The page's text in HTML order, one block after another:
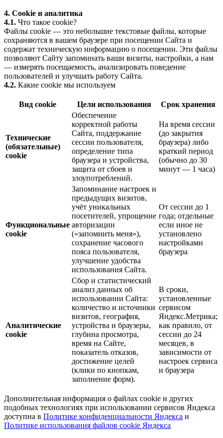
4. Cookie и аналитика
4.1. Что такое cookie?
Файлы cookie — это небольшие текстовые файлы, которые
сохраняются в вашем браузере при посещении Сайта и
содержат техническую информацию о посещении. Эти файлы
позволяют Сайту запоминать ваши визиты, настройки, а нам
— измерять посещаемость, анализировать поведение
пользователей и улучшать работу Сайта.
4.2. Какие cookie мы используем
Вид cookie Цели использования Срок хранения
Технические
(обязательные)
cookie
Обеспечение
корректной работы
Сайта, поддержание
сессии пользователя,
определение типа
браузера и устройства,
защита от сбоев и
злоупотреблений.
На время сессии
(до закрытия
браузера) либо
краткий период
(обычно до 30
минут — 1 часа)
Функциональные
cookie
Запоминание настроек и
предыдущих визитов,
учёт уникальных
посетителей, упрощение
авторизации
(«запомнить меня»),
сохранение часового
пояса пользователя,
улучшение удобства
использования Сайта.
От сессии до 1
года; отдельные
если иное не
установлено
настройками
браузера
Аналитические
cookie
Сбор и статистический
анализ данных об
использовании Сайта:
количество и источники
визитов, география,
устройства и браузеры,
глубина просмотра,
время на Сайте,
показатель отказов,
достижение целей
(клики по кнопкам,
заполнение форм).
В сроки,
установленные
сервисом
Яндекс.Метрика;
как правило, от
сессии до 24
месяцев, в
зависимости от
настроек сервиса
и браузера
Дополнительная информация о файлах cookie и других
подобных технологиях при использовании сервисов Яндекса
доступна в Политике конфиденциальности Яндекса и
Политике использования файлов cookie Яндекса